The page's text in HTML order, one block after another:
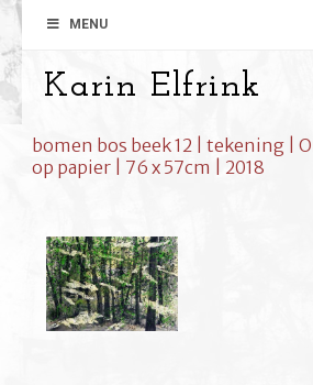
MENU
Karin Elfrink
bomen bos beek 12 | tekening |
op papier | 76 x 57cm | 2018